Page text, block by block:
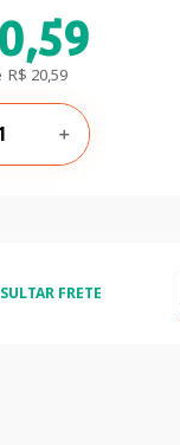
,59
R$ 20,59
＋
FRETE